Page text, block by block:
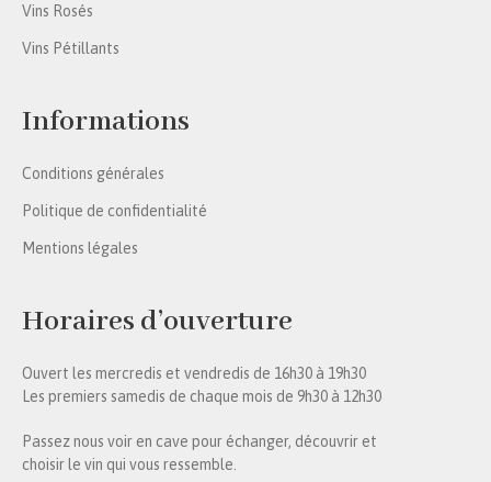
Vins Rosés
Vins Pétillants
Informations
Conditions générales
Politique de confidentialité
Mentions légales
Horaires d’ouverture
Ouvert les mercredis et vendredis de 16h30 à 19h30
Les premiers samedis de chaque mois de 9h30 à 12h30
Passez nous voir en cave pour échanger, découvrir et
choisir le vin qui vous ressemble.